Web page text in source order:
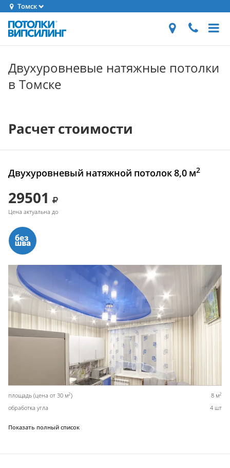
Томск
Двухуровневые натяжные потолки
в Томске
Расчет стоимости
Двухуровневый натяжной потолок 8,0 м2
29501
Цена актуальна до
площадь (цена от 30 м2) 8 м2
обработка угла 4 шт
Показать полный список